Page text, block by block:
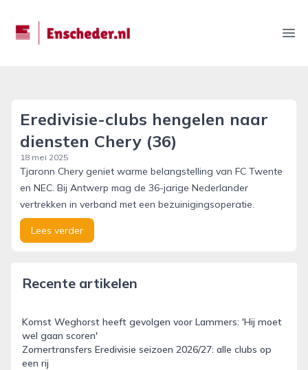
enscheder.nl
Eredivisie-clubs hengelen naar
diensten Chery (36)
18 mei 2025
Tjaronn Chery geniet warme belangstelling van FC Twente
en NEC. Bij Antwerp mag de 36-jarige Nederlander
vertrekken in verband met een bezuinigingsoperatie.
Lees verder
Recente artikelen
Komst Weghorst heeft gevolgen voor Lammers: 'Hij moet
wel gaan scoren'
Zomertransfers Eredivisie seizoen 2026/27: alle clubs op
een rij